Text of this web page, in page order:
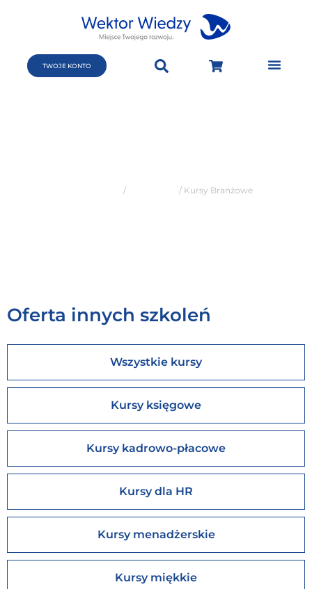
TWOJE KONTO
/ / Kursy Branżowe
Oferta innych szkoleń
Wszystkie kursy
Kursy księgowe
Kursy kadrowo-płacowe
Kursy dla HR
Kursy menadżerskie
Kursy miękkie